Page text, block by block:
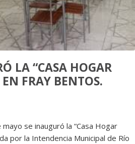
LA “CASA HOGAR
FRAY BENTOS.
se inauguró la “Casa Hogar
por la Intendencia Municipal de Río